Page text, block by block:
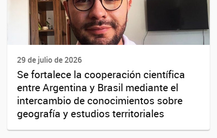
29 de julio de 2026
Se fortalece la cooperación científica
entre Argentina y Brasil mediante el
intercambio de conocimientos sobre
geografía y estudios territoriales